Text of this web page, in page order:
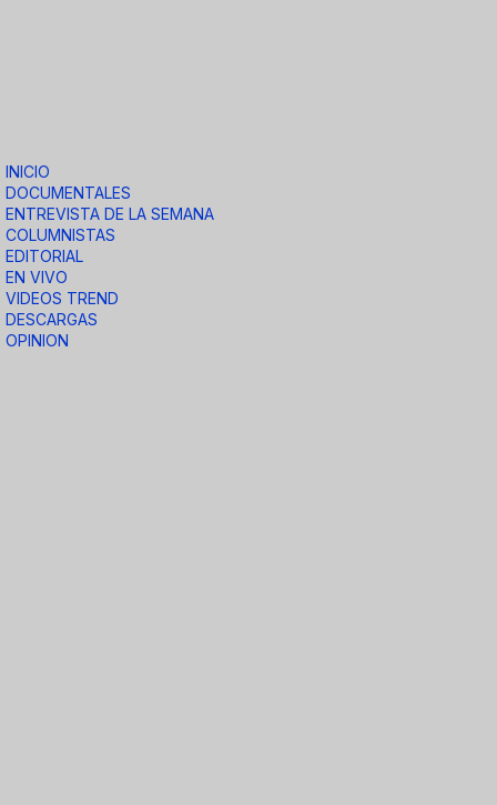
INICIO
DOCUMENTALES
ENTREVISTA DE LA SEMANA
COLUMNISTAS
EDITORIAL
EN VIVO
VIDEOS TREND
DESCARGAS
OPINION